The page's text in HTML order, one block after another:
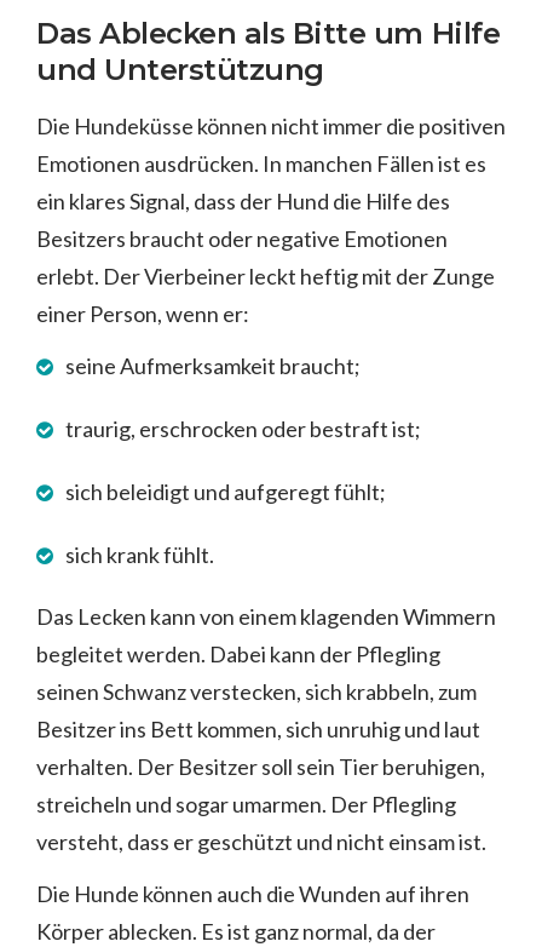
Das Ablecken als Bitte um Hilfe
und Unterstützung
Die Hundeküsse können nicht immer die positiven
Emotionen ausdrücken. In manchen Fällen ist es
ein klares Signal, dass der Hund die Hilfe des
Besitzers braucht oder negative Emotionen
erlebt. Der Vierbeiner leckt heftig mit der Zunge
einer Person, wenn er:
seine Aufmerksamkeit braucht;
traurig, erschrocken oder bestraft ist;
sich beleidigt und aufgeregt fühlt;
sich krank fühlt.
Das Lecken kann von einem klagenden Wimmern
begleitet werden. Dabei kann der Pflegling
seinen Schwanz verstecken, sich krabbeln, zum
Besitzer ins Bett kommen, sich unruhig und laut
verhalten. Der Besitzer soll sein Tier beruhigen,
streicheln und sogar umarmen. Der Pflegling
versteht, dass er geschützt und nicht einsam ist.
Die Hunde können auch die Wunden auf ihren
Körper ablecken. Es ist ganz normal, da der